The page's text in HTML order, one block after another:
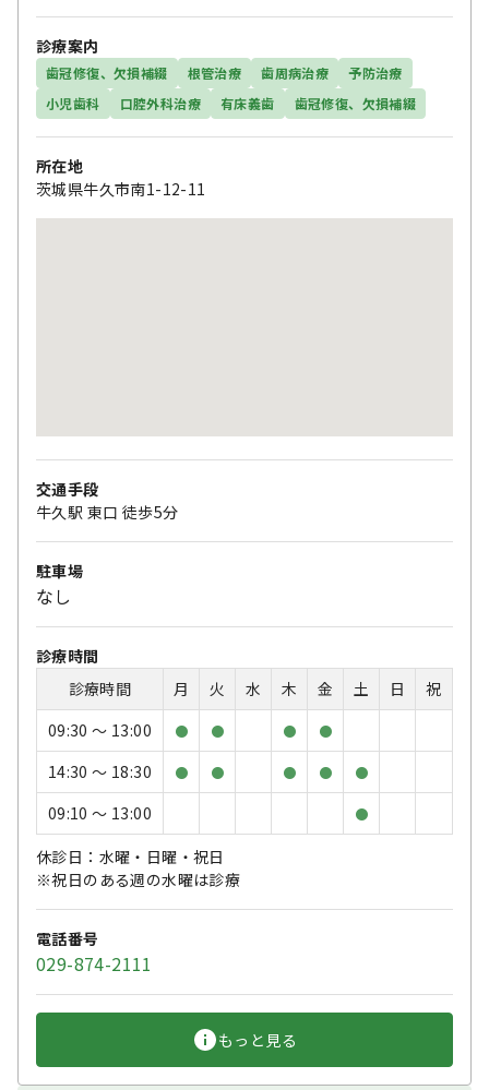
診療案内
歯冠修復、欠損補綴 根管治療 歯周病治療
予防治療
小児歯科
口腔外科治療 有床義歯 歯冠修復、欠損補綴
所在地
茨城県牛久市南1-12-11
交通手段
牛久駅 東口 徒歩5分
駐車場
なし
診療時間
診療時間
月 火 水 木 金 土 日
祝
09:30 〜 13:00
● ● ● ●
14:30 〜 18:30 ● ● ● ● ●
09:10 〜 13:00 ●
休診日：水曜・日曜・祝日
※祝日のある週の水曜は診療
電話番号
029-874-2111
もっと見る